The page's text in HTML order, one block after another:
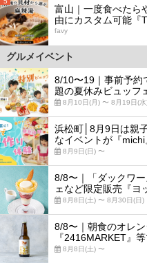
富山｜一度食べたら
由にカスタム可能『
favy
グルメイベント
8/10〜19｜事前予約
題の夏休みビュッフ
8月10日(月) 〜 8月19日(水
浜松町│8月9日は親
なイベントが『
8月9日(日) 〜
8/8〜｜「ダックワ
ェなど限定販売『ヨ
8月8日(土) 〜 8月30日(日)
8/8〜｜朝食のオレ
『2416MARKET』
8月8日(土) 〜